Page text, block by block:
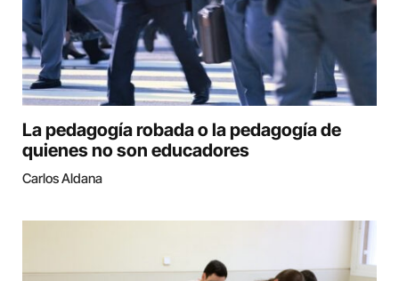
La pedagogía robada o la pedagogía de
quienes no son educadores
Carlos Aldana